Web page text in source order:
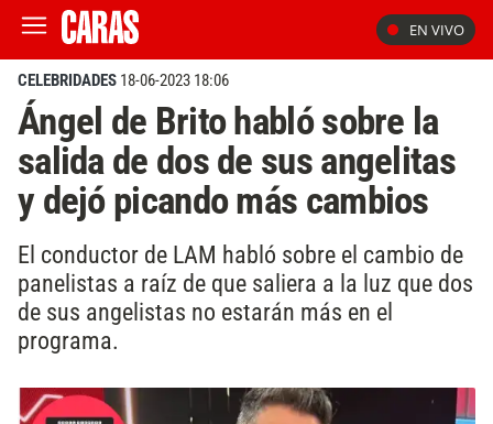
EN VIVO
CELEBRIDADES 18-06-2023 18:06
Ángel de Brito habló sobre la
salida de dos de sus angelitas
y dejó picando más cambios
El conductor de LAM habló sobre el cambio de
panelistas a raíz de que saliera a la luz que dos
de sus angelistas no estarán más en el
programa.